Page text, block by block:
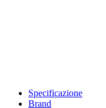
Specificazione
Brand